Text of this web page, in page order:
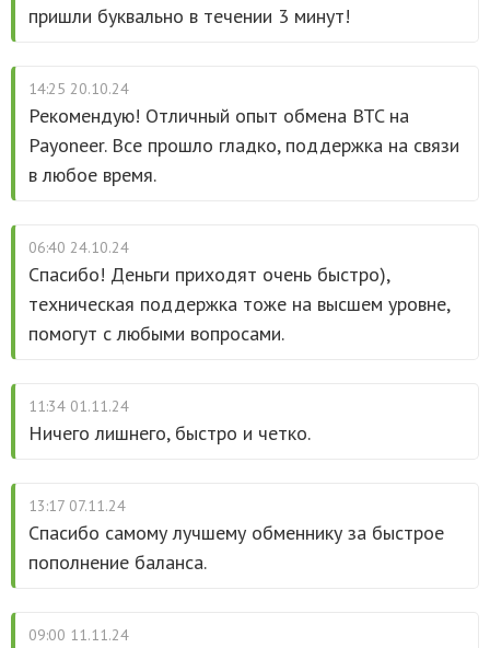
пришли буквально в течении 3 минут!
14:25 20.10.24
Рекомендую! Отличный опыт обмена BTC на
Payoneer. Все прошло гладко, поддержка на связи
в любое время.
06:40 24.10.24
Спасибо! Деньги приходят очень быстро),
техническая поддержка тоже на высшем уровне,
помогут с любыми вопросами.
11:34 01.11.24
Ничего лишнего, быстро и четко.
13:17 07.11.24
Спасибо самому лучшему обменнику за быстрое
пополнение баланса.
09:00 11.11.24